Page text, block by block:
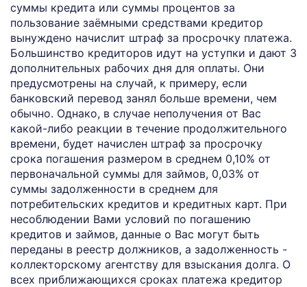
суммы кредита или суммы процентов за
пользование заёмными средствами кредитор
вынуждено начислит штраф за просрочку платежа.
Большинство кредиторов идут на уступки и дают 3
дополнительных рабочих дня для оплаты. Они
предусмотрены на случай, к примеру, если
банковский перевод занял больше времени, чем
обычно. Однако, в случае неполучения от Вас
какой-либо реакции в течение продолжительного
времени, будет начислен штраф за просрочку
срока погашения размером в среднем 0,10% от
первоначальной суммы для займов, 0,03% от
суммы задолженности в среднем для
потребительских кредитов и кредитных карт. При
несоблюдении Вами условий по погашению
кредитов и займов, данные о Вас могут быть
переданы в реестр должников, а задолженность -
коллекторскому агентству для взыскания долга. О
всех приближающихся сроках платежа кредитор